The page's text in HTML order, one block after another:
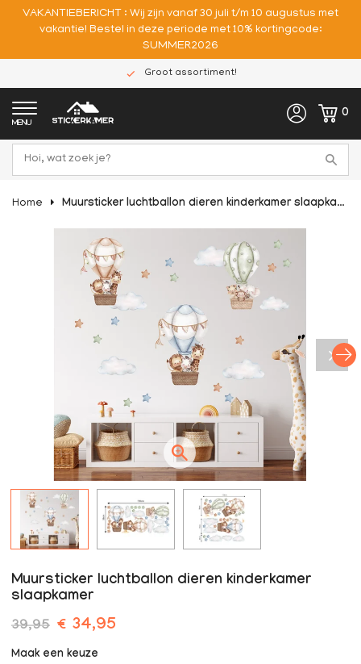
VAKANTIEBERICHT : Wij zijn vanaf 30 juli t/m 10 augustus met
vakantie! Bestel in deze periode met 10% kortingcode:
SUMMER2026
Groot assortiment!
MENU
0
Home Muursticker luchtballon dieren kinderkamer slaapkamer
Muursticker luchtballon dieren kinderkamer
slaapkamer
39,95 € 34,95
Maak een keuze